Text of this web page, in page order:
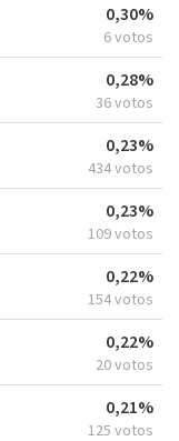
0,30%
6 votos
0,28%
36 votos
0,23%
434 votos
0,23%
109 votos
0,22%
154 votos
0,22%
20 votos
0,21%
125 votos